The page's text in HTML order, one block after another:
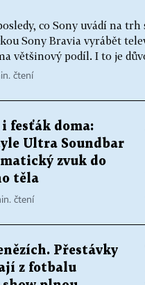
co Sony uvádí na
Sony Bravia vyrábět
většinový podíl. I to je
čtení
fesťák doma:
Ultra Soundbar
zvuk do
těla
čtení
Přestávky
z fotbalu